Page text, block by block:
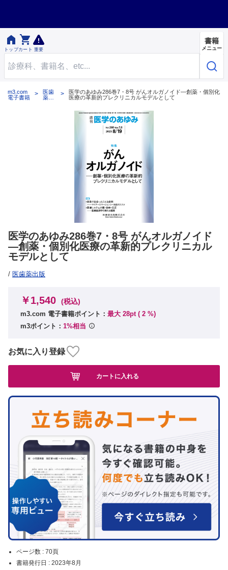

トップ

カート 重要
書籍
メニュー
m3.com
電子書籍
医歯
薬出
医学のあゆみ286巻7・8号 がんオルガノイド―創薬・個別化
医療の革新的プレクリニカルモデルとして
医学のあゆみ286巻7・8号 がんオルガノイド
―創薬・個別化医療の革新的プレクリニカル
モデルとして
/ 医歯薬出版
ページ数 : 70頁
書籍発行日 : 2023年8月
￥1,540 (税込)
m3.com 電子書籍ポイント： 最大 28pt ( 2 %)
m3ポイント： 1%相当
お気に入り登録
カートに入れる